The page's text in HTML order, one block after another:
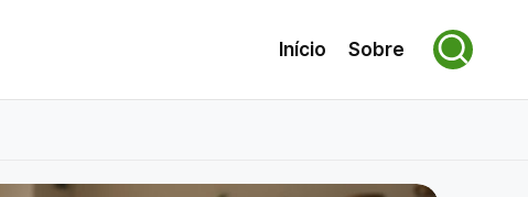
Início Sobre